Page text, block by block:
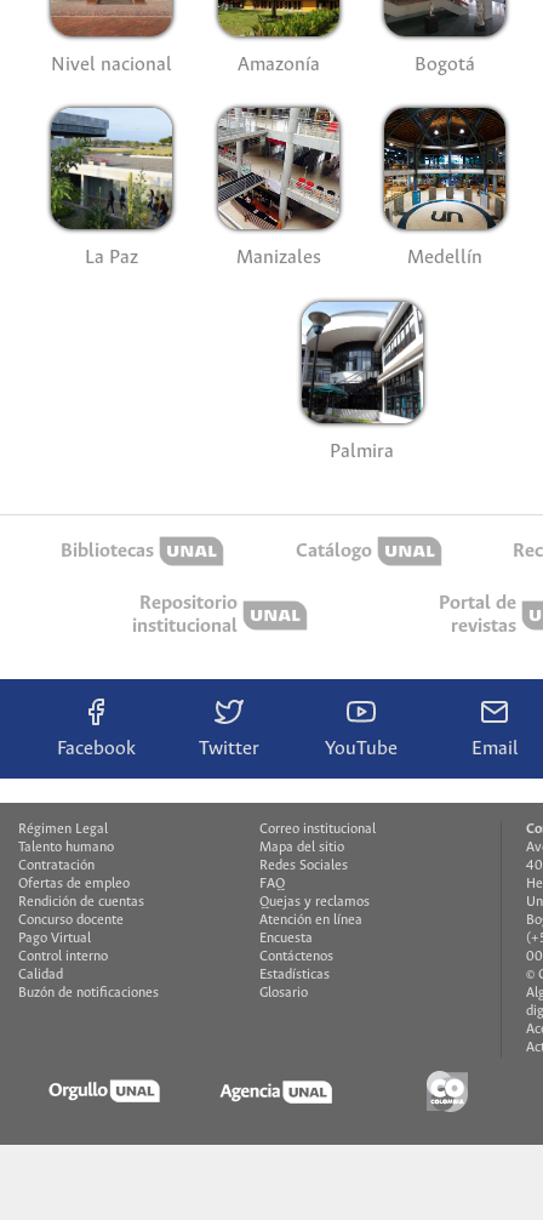
Nivel nacional Amazonía Bogotá
La Paz Manizales Medellín
Palmira
Bibliotecas Catálogo
Repositorio
institucional
Portal de
revistas
Facebook Twitter YouTube Email
Régimen Legal
Talento humano
Contratación
Ofertas de empleo
Rendición de cuentas
Concurso docente
Pago Virtual
Control interno
Calidad
Buzón de notificaciones
Correo institucional
Mapa del sitio
Redes Sociales
FAQ
Quejas y reclamos
Atención en línea
Encuesta
Contáctenos
Estadísticas
Glosario
©